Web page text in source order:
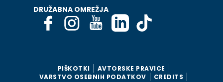
DRUŽABNA OMREŽJA
PIŠKOTKI
AVTORSKE PRAVICE
VARSTVO OSEBNIH PODATKOV
CREDITS